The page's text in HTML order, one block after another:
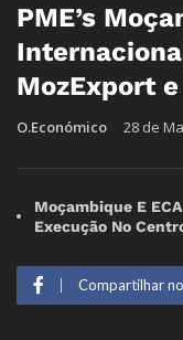
PME’s
MozExport
O.Económico 28 de
Moçambique E
Execução No
Compartilhar